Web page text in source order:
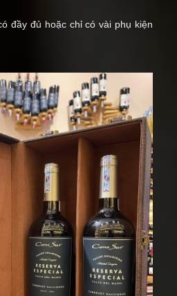
đầy đủ hoặc chỉ có vài phụ kiện